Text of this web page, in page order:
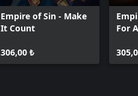
Empire of Sin - Make
It Count
306,00 ₺
For